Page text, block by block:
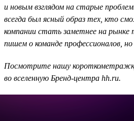
и новым взглядом на старые
всегда был ясный образ тех, кто
компании стать заметнее на рынке
пишем о команде профессионалов,
Посмотрите нашу
во вселенную Бренд-центра hh.ru.